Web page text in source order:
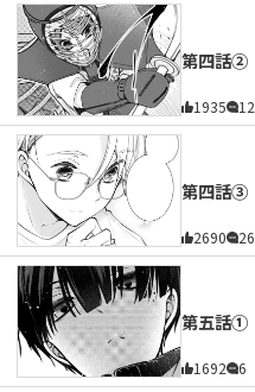
第四話②
1935 12
第四話③
2690 26
第五話①
1692 6